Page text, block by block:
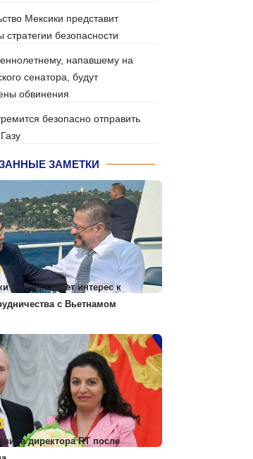
Мексики представит
стратегии безопасности
напавшему на
сенатора, будут
обвинения
безопасно отправить
ЗАМЕТКИ
подчеркивает интерес к
с Вьетнамом
директора RT после